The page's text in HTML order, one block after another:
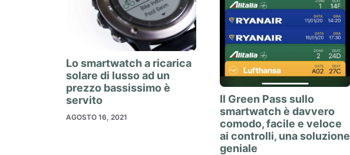
Lo smartwatch a ricarica
solare di lusso ad un
prezzo bassissimo è
servito
AGOSTO 16, 2021
Il Green Pass sullo
smartwatch è davvero
comodo, facile e veloce
ai controlli, una soluzione
geniale